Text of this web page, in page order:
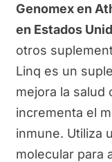
Genomex en
en Estados
otros
Linq es un
mejora la salud
incrementa el
inmune. Utiliza
molecular para